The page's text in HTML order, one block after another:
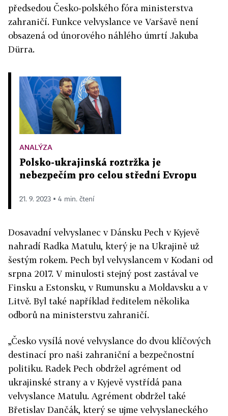
předsedou Česko-polského fóra ministerstva
zahraničí. Funkce velvyslance ve Varšavě není
obsazená od únorového náhlého úmrtí Jakuba
Dürra.
ANALÝZA
Polsko-ukrajinská roztržka je
nebezpečím pro celou střední Evropu
21. 9. 2023 ▪ 4 min. čtení
Dosavadní velvyslanec v Dánsku Pech v Kyjevě
nahradí Radka Matulu, který je na Ukrajině už
šestým rokem. Pech byl velvyslancem v Kodani od
srpna 2017. V minulosti stejný post zastával ve
Finsku a Estonsku, v Rumunsku a Moldavsku a v
Litvě. Byl také například ředitelem několika
odborů na ministerstvu zahraničí.
„Česko vysílá nové velvyslance do dvou klíčových
destinací pro naši zahraniční a bezpečnostní
politiku. Radek Pech obdržel agrément od
ukrajinské strany a v Kyjevě vystřídá pana
velvyslance Matulu. Agrément obdržel také
Břetislav Dančák, který se ujme velvyslaneckého